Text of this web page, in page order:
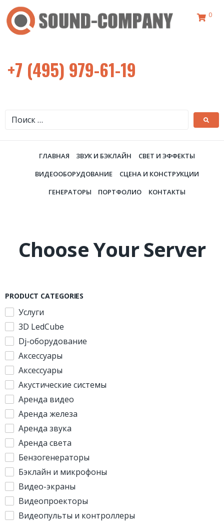
0
+7 (495) 979-61-19
ГЛАВНАЯ ЗВУК И БЭКЛАЙН
СВЕТ И ЭФФЕКТЫ
ВИДЕООБОРУДОВАНИЕ
СЦЕНА И КОНСТРУКЦИИ
ГЕНЕРАТОРЫ
ПОРТФОЛИО КОНТАКТЫ
Choose Your Server
PRODUCT CATEGORIES
Услуги
3D LedCube
Dj-оборудование
Аксессуары
Аксессуары
Акустические системы
Аренда видео
Аренда железа
Аренда звука
Аренда света
Бензогенераторы
Бэклайн и микрофоны
Видео-экраны
Видеопроекторы
Видеопульты и контроллеры